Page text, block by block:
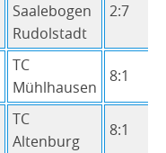
Saalebogen
Rudolstadt
2:7
TC
Mühlhausen
8:1
TC
Altenburg
8:1